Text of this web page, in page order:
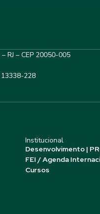
RJ – CEP 20050-005
13338-228
Institucional
Desenvolvimento |
FEI / Agenda
Cursos